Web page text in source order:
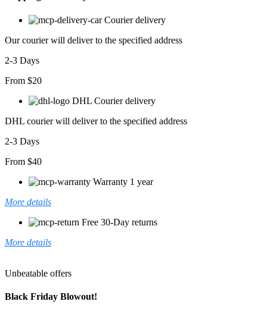
Courier delivery
Our courier will deliver to the specified address
2-3 Days
From $20
DHL Courier delivery
DHL courier will deliver to the specified address
2-3 Days
From $40
Warranty 1 year
More details
Free 30-Day returns
More details
Unbeatable offers
Black Friday Blowout!